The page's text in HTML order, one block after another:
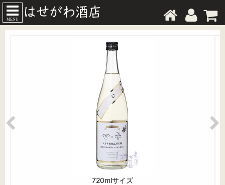
MENU
720mlサイズ